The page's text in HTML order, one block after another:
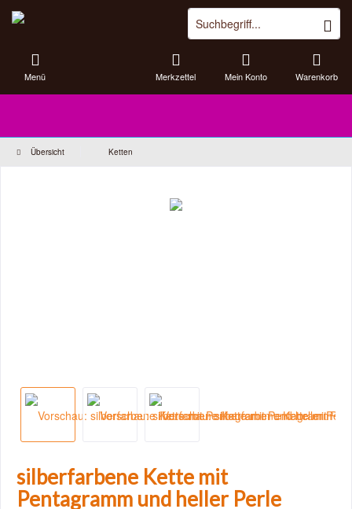
Menü Warenkorb
Merkzettel Mein Konto
Übersicht Ketten
silberfarbene Kette mit
Pentagramm und heller Perle